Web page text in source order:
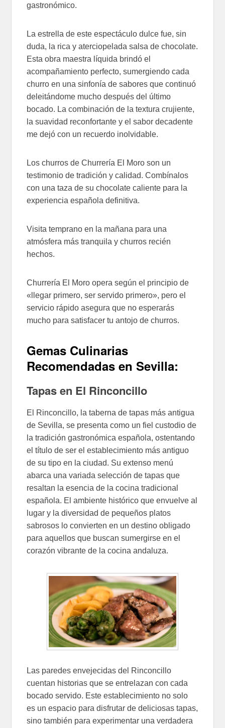
gastronómico.
La estrella de este espectáculo dulce fue, sin
duda, la rica y aterciopelada salsa de chocolate.
Esta obra maestra líquida brindó el
acompañamiento perfecto, sumergiendo cada
churro en una sinfonía de sabores que continuó
deleitándome mucho después del último
bocado. La combinación de la textura crujiente,
la suavidad reconfortante y el sabor decadente
me dejó con un recuerdo inolvidable.
Los churros de Churrería El Moro son un
testimonio de tradición y calidad. Combínalos
con una taza de su chocolate caliente para la
experiencia española definitiva.
Visita temprano en la mañana para una
atmósfera más tranquila y churros recién
hechos.
Churrería El Moro opera según el principio de
«llegar primero, ser servido primero», pero el
servicio rápido asegura que no esperarás
mucho para satisfacer tu antojo de churros.
Gemas Culinarias
Recomendadas en Sevilla:
Tapas en El Rinconcillo
El Rinconcillo, la taberna de tapas más antigua
de Sevilla, se presenta como un fiel custodio de
la tradición gastronómica española, ostentando
el título de ser el establecimiento más antiguo
de su tipo en la ciudad. Su extenso menú
abarca una variada selección de tapas que
resaltan la esencia de la cocina tradicional
española. El ambiente histórico que envuelve al
lugar y la diversidad de pequeños platos
sabrosos lo convierten en un destino obligado
para aquellos que buscan sumergirse en el
corazón vibrante de la cocina andaluza.
Las paredes envejecidas del Rinconcillo
cuentan historias que se entrelazan con cada
bocado servido. Este establecimiento no solo
es un espacio para disfrutar de deliciosas tapas,
sino también para experimentar una verdadera